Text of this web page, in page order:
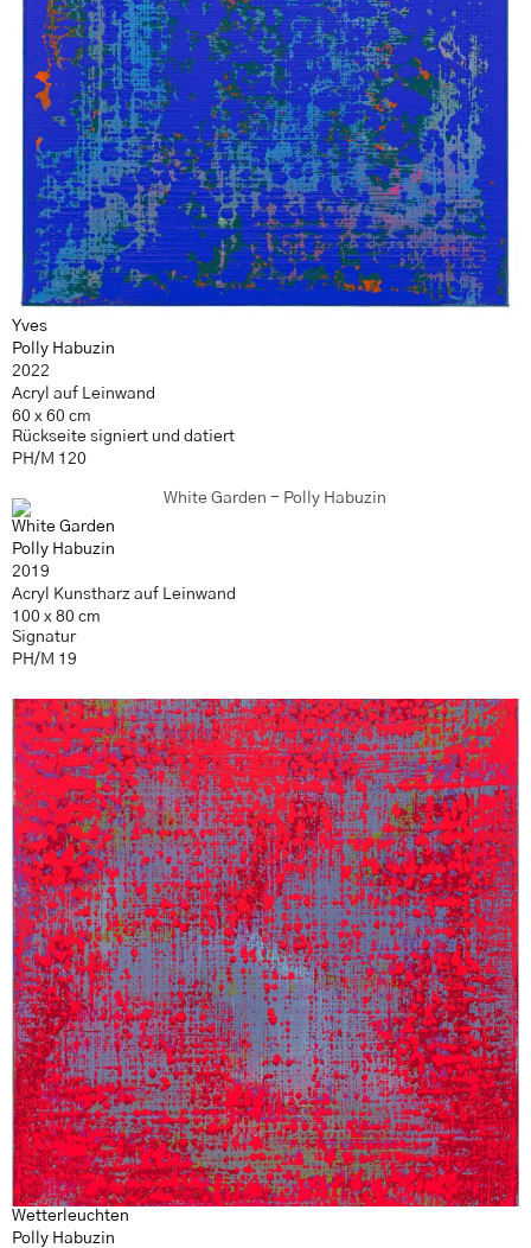
Yves
Polly Habuzin
2022
Acryl auf Leinwand
60 x 60 cm
Rückseite signiert und datiert
PH/M 120
White Garden
Polly Habuzin
2019
Acryl Kunstharz auf Leinwand
100 x 80 cm
Signatur
PH/M 19
Wetterleuchten
Polly Habuzin